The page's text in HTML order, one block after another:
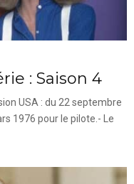
: Saison 4
USA : du 22 septembre
1976 pour le pilote.- Le